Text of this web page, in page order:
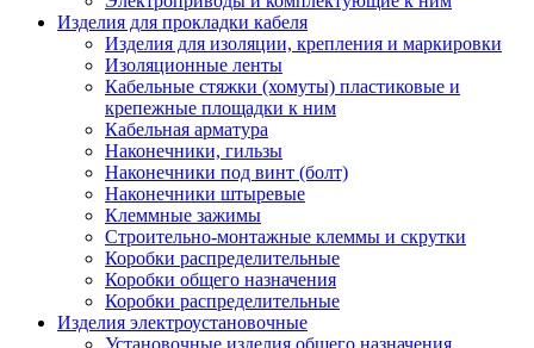
Изделия для прокладки кабеля
Изделия для изоляции, крепления и маркировки
Изоляционные ленты
Кабельные стяжки (хомуты) пластиковые и
крепежные площадки к ним
Кабельная арматура
Наконечники, гильзы
Наконечники под винт (болт)
Наконечники штыревые
Клеммные зажимы
Строительно-монтажные клеммы и скрутки
Коробки распределительные
Коробки общего назначения
Коробки распределительные
Изделия электроустановочные
Установочные изделия общего назначения